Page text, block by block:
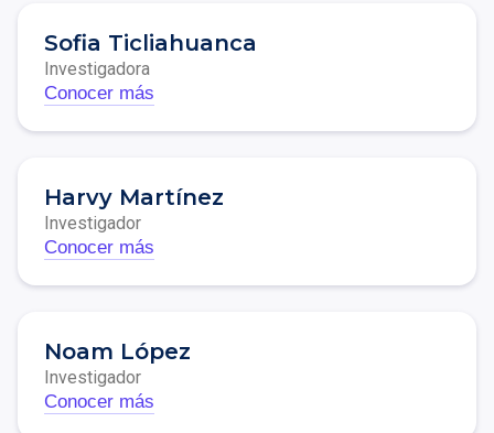
Sofia Ticliahuanca
Investigadora
Conocer más
Harvy Martínez
Investigador
Conocer más
Noam López
Investigador
Conocer más